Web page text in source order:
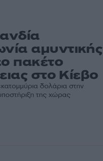
αμυντικής
πακέτο
στο Κίεβο
δολάρια στην
της χώρας